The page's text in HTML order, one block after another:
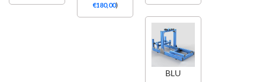
€180,00)
BLU